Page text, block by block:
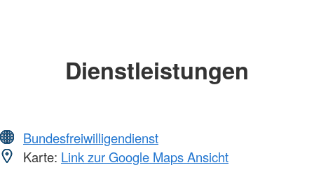
Dienstleistungen
Bundesfreiwilligendienst
Karte: Link zur Google Maps Ansicht